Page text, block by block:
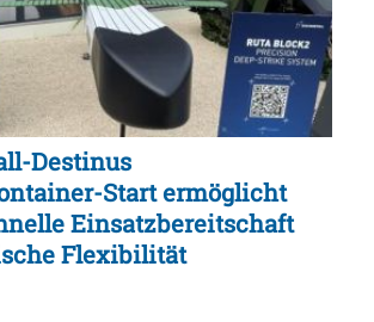
Destinus
Start ermöglicht
Einsatzbereitschaft
Flexibilität